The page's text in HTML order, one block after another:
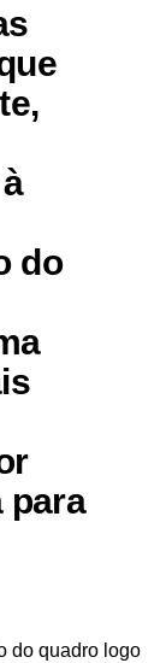
do
para
do quadro logo